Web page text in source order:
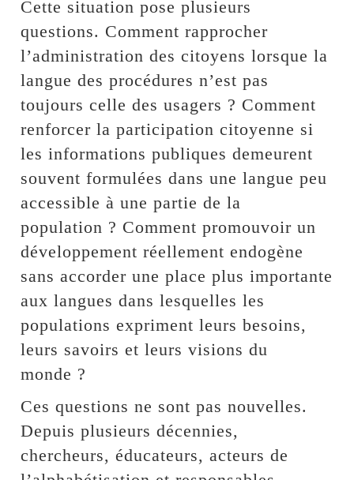
Cette situation pose plusieurs
questions. Comment rapprocher
l’administration des citoyens lorsque la
langue des procédures n’est pas
toujours celle des usagers ? Comment
renforcer la participation citoyenne si
les informations publiques demeurent
souvent formulées dans une langue peu
accessible à une partie de la
population ? Comment promouvoir un
développement réellement endogène
sans accorder une place plus importante
aux langues dans lesquelles les
populations expriment leurs besoins,
leurs savoirs et leurs visions du
monde ?
Ces questions ne sont pas nouvelles.
Depuis plusieurs décennies,
chercheurs, éducateurs, acteurs de